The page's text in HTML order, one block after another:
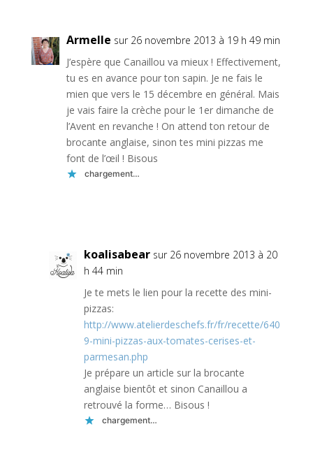
Armelle sur 26 novembre 2013 à 19 h 49 min
J’espère que Canaillou va mieux ! Effectivement,
tu es en avance pour ton sapin. Je ne fais le
mien que vers le 15 décembre en général. Mais
je vais faire la crèche pour le 1er dimanche de
l’Avent en revanche ! On attend ton retour de
brocante anglaise, sinon tes mini pizzas me
font de l’œil ! Bisous
chargement…
koalisabear sur 26 novembre 2013 à 20
h 44 min
Je te mets le lien pour la recette des mini-
pizzas:
http://www.atelierdeschefs.fr/fr/recette/640
9-mini-pizzas-aux-tomates-cerises-et-
parmesan.php
Je prépare un article sur la brocante
anglaise bientôt et sinon Canaillou a
retrouvé la forme… Bisous !
chargement…